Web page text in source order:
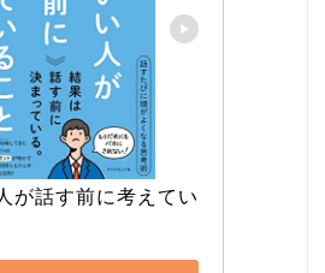
が話す前に考えてい